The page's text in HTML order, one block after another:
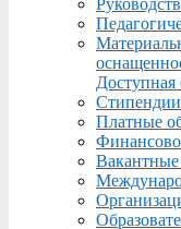
Доступная
Платные
Вакантные